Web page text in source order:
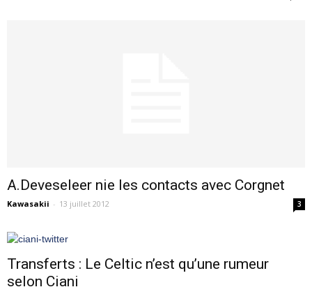
A.Deveseleer nie les contacts avec Corgnet
Kawasakii - 13 juillet 2012 3
Transferts : Le Celtic n’est qu’une rumeur
selon Ciani